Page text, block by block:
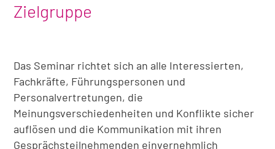
Zielgruppe
Das Seminar richtet sich an alle Interessierten,
Fachkräfte, Führungspersonen und
Personalvertretungen, die
Meinungsverschiedenheiten und Konflikte sicher
auflösen und die Kommunikation mit ihren
Gesprächsteilnehmenden einvernehmlich